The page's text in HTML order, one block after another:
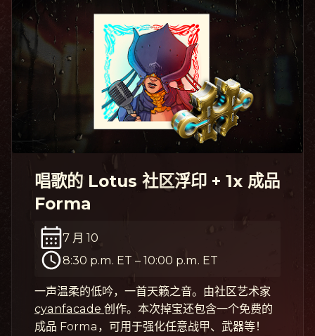
唱歌的 Lotus 社区浮印 + 1x 成品
Forma
7 月 10
8:30 p.m. ET – 10:00 p.m. ET
一声温柔的低吟，一首天籁之音。由社区艺术家
cyanfacade 创作。本次掉宝还包含一个免费的
成品 Forma，可用于强化任意战甲、武器等！